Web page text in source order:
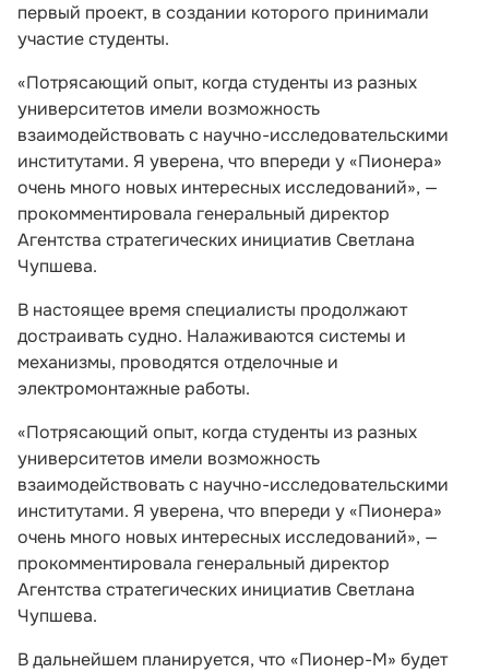
первый проект, в создании которого принимали
участие студенты.
«Потрясающий опыт, когда студенты из разных
университетов имели возможность
взаимодействовать с научно-исследовательскими
институтами. Я уверена, что впереди у «Пионера»
очень много новых интересных исследований», —
прокомментировала генеральный директор
Агентства стратегических инициатив Светлана
Чупшева.
В настоящее время специалисты продолжают
достраивать судно. Налаживаются системы и
механизмы, проводятся отделочные и
электромонтажные работы.
«Потрясающий опыт, когда студенты из разных
университетов имели возможность
взаимодействовать с научно-исследовательскими
институтами. Я уверена, что впереди у «Пионера»
очень много новых интересных исследований», —
прокомментировала генеральный директор
Агентства стратегических инициатив Светлана
Чупшева.
В дальнейшем планируется, что «Пионер-М» будет